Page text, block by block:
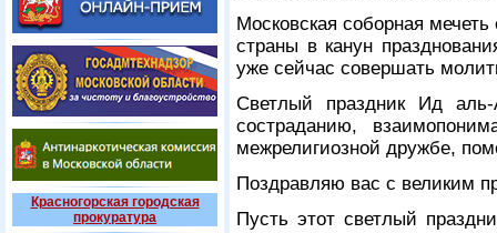
Красногорская городская
прокуратура
Московская соборная
страны в канун
уже сейчас совершать
Светлый праздник Ид
состраданию,
межрелигиозной дружбе,
Поздравляю вас с великим
Пусть этот светлый